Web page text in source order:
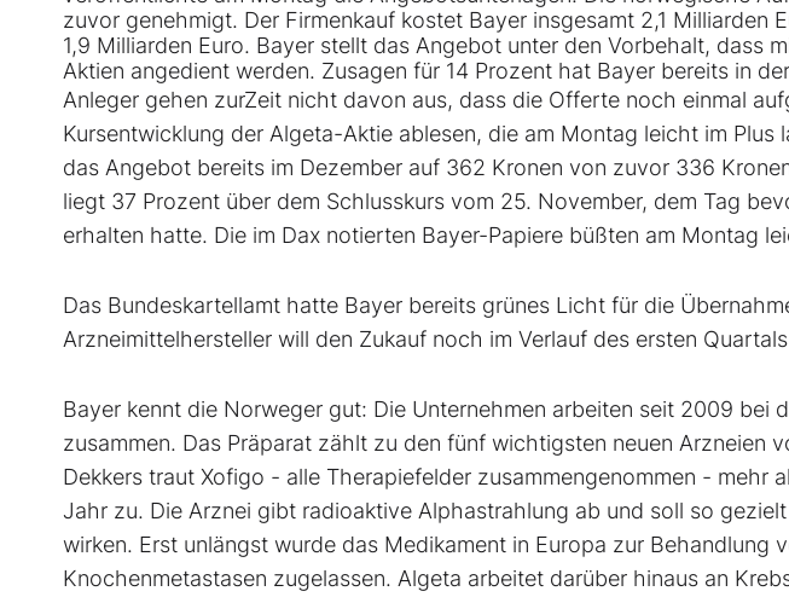
zuvor genehmigt. Der Firmenkauf kostet Bayer insgesamt 2,1 Milliarden
1,9 Milliarden Euro. Bayer stellt das Angebot unter den Vorbehalt, dass
Aktien angedient werden. Zusagen für 14 Prozent hat Bayer bereits in
Anleger gehen zurZeit nicht davon aus, dass die Offerte noch einmal
Kursentwicklung der Algeta-Aktie ablesen, die am Montag leicht im Plus
das Angebot bereits im Dezember auf 362 Kronen von zuvor 336
liegt 37 Prozent über dem Schlusskurs vom 25. November, dem Tag
erhalten hatte. Die im Dax notierten Bayer-Papiere büßten am Montag
Das Bundeskartellamt hatte Bayer bereits grünes Licht für die
Arzneimittelhersteller will den Zukauf noch im Verlauf des ersten
Bayer kennt die Norweger gut: Die Unternehmen arbeiten seit 2009 bei
zusammen. Das Präparat zählt zu den fünf wichtigsten neuen Arzneien
Dekkers traut Xofigo - alle Therapiefelder zusammengenommen - mehr
Jahr zu. Die Arznei gibt radioaktive Alphastrahlung ab und soll so
wirken. Erst unlängst wurde das Medikament in Europa zur Behandlung
Knochenmetastasen zugelassen. Algeta arbeitet darüber hinaus an